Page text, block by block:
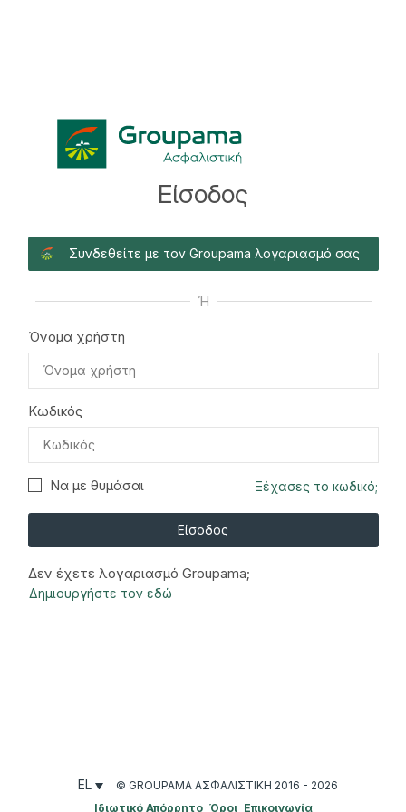
Είσοδος
Συνδεθείτε με τον Groupama λογαριασμό σας
Ή
Όνομα χρήστη
Κωδικός
Να με θυμάσαι Ξέχασες το κωδικό;
Είσοδος
Δεν έχετε λογαριασμό Groupama;
Δημιουργήστε τον εδώ
EL
© GROUPAMA ΑΣΦΑΛΙΣΤΙΚΉ 2016 - 2026
Ιδιωτικό Απόρρητο Όροι Επικοινωνία